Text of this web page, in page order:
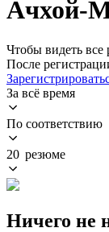
Ачхой-
Чтобы видеть все
После
За всё время
По соответствию
20 резюме
Ничего не